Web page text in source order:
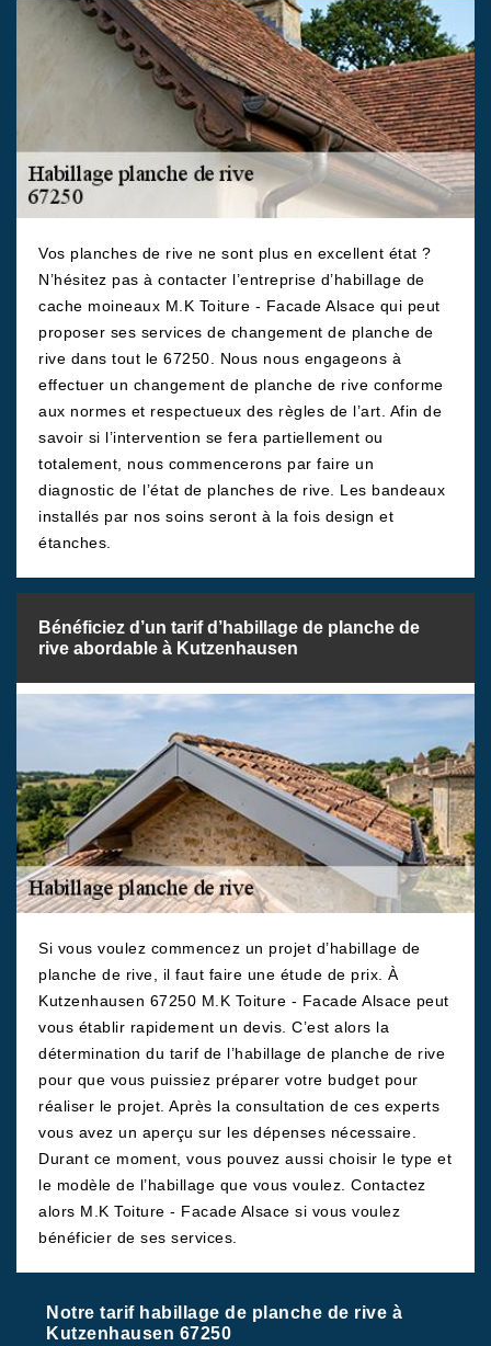
Vos planches de rive ne sont plus en excellent état ?
N’hésitez pas à contacter l’entreprise d’habillage de
cache moineaux M.K Toiture - Facade Alsace qui peut
proposer ses services de changement de planche de
rive dans tout le 67250. Nous nous engageons à
effectuer un changement de planche de rive conforme
aux normes et respectueux des règles de l’art. Afin de
savoir si l’intervention se fera partiellement ou
totalement, nous commencerons par faire un
diagnostic de l’état de planches de rive. Les bandeaux
installés par nos soins seront à la fois design et
étanches.
Bénéficiez d’un tarif d’habillage de planche de
rive abordable à Kutzenhausen
Si vous voulez commencez un projet d’habillage de
planche de rive, il faut faire une étude de prix. À
Kutzenhausen 67250 M.K Toiture - Facade Alsace peut
vous établir rapidement un devis. C’est alors la
détermination du tarif de l’habillage de planche de rive
pour que vous puissiez préparer votre budget pour
réaliser le projet. Après la consultation de ces experts
vous avez un aperçu sur les dépenses nécessaire.
Durant ce moment, vous pouvez aussi choisir le type et
le modèle de l’habillage que vous voulez. Contactez
alors M.K Toiture - Facade Alsace si vous voulez
bénéficier de ses services.
Notre tarif habillage de planche de rive à
Kutzenhausen 67250